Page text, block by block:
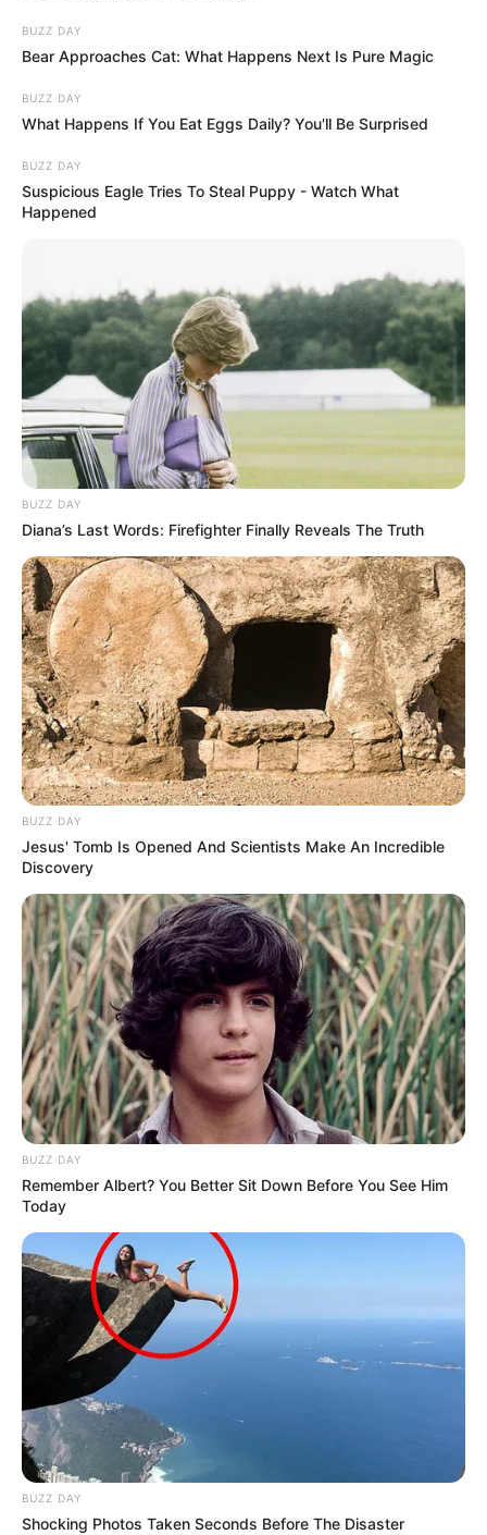
Szerző
Post
navigation
Previous ArticlePrevious
article:
Várkonyi Andrea
őszinte vallomása:
BUZZ DAY
Bear Approaches Cat: What Happens Next Is Pure Magic
BUZZ DAY
What Happens If You Eat Eggs Daily? You'll Be Surprised
BUZZ DAY
Suspicious Eagle Tries To Steal Puppy - Watch What
Happened
BUZZ DAY
Diana’s Last Words: Firefighter Finally Reveals The Truth
BUZZ DAY
Jesus' Tomb Is Opened And Scientists Make An Incredible
Discovery
BUZZ DAY
Remember Albert? You Better Sit Down Before You See Him
Today
BUZZ DAY
Shocking Photos Taken Seconds Before The Disaster